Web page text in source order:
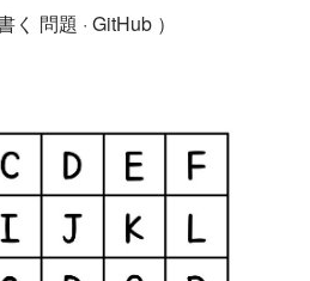
問題 · GitHub ）